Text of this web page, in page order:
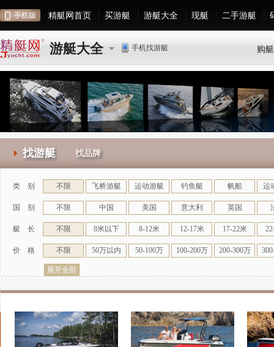
手机版 精艇网首页 买游艇 游艇大全 现艇 二手游艇
游艇大全 手机找游艇 购
找游艇 找品牌
展开全部
类 别 不限 飞桥游艇 运动游艇 钓鱼艇 帆船 运
国 别 不限 中国 美国 意大利 英国
艇 长 不限 8米以下 8-12米 12-17米 17-22米
价 格 不限 50万以内 50-100万 100-200万 200-300万